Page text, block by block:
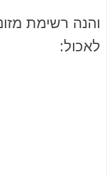
והנה רשימת
לאכול: